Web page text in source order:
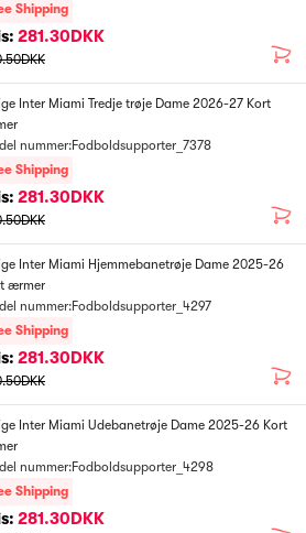
Shipping
281.30DKK
Inter Miami Tredje trøje Dame 2026-27 Kort
nummer:Fodboldsupporter_7378
Shipping
281.30DKK
Inter Miami Hjemmebanetrøje Dame 2025-26
ærmer
nummer:Fodboldsupporter_4297
Shipping
281.30DKK
Inter Miami Udebanetrøje Dame 2025-26 Kort
nummer:Fodboldsupporter_4298
Shipping
281.30DKK